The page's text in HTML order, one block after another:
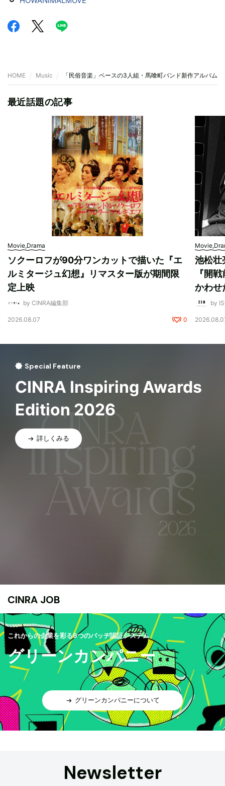
HOME Music 「民俗音楽」ベースの3人組・馬喰町バンド新作アルバム
最近話題の記事
Movie,Drama
ソクーロフが90分ワンカットで描いた『エ
ルミタージュ幻想』リマスター版が期間限
定上映
by CINRA編集部
2026.08.07 0
池松壮
『開
かわせ
by
Special Feature
CINRA Inspiring Awards
Edition 2026
詳しくみる
CINRA JOB
これからの企業を彩る9つのバッヂ認証システム
グリーンカンパニー
グリーンカンパニーについて
Newsletter